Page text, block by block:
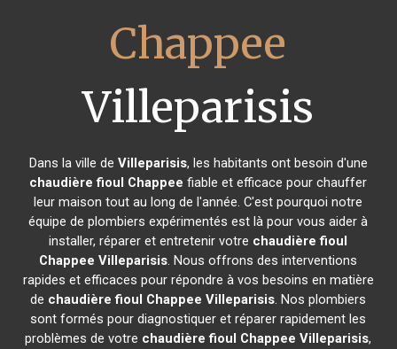
Chappee
Villeparisis
Dans la ville de Villeparisis, les habitants ont besoin d'une
chaudière fioul Chappee fiable et efficace pour chauffer
leur maison tout au long de l'année. C'est pourquoi notre
équipe de plombiers expérimentés est là pour vous aider à
installer, réparer et entretenir votre chaudière fioul
Chappee Villeparisis. Nous offrons des interventions
rapides et efficaces pour répondre à vos besoins en matière
de chaudière fioul Chappee Villeparisis. Nos plombiers
sont formés pour diagnostiquer et réparer rapidement les
problèmes de votre chaudière fioul Chappee Villeparisis,